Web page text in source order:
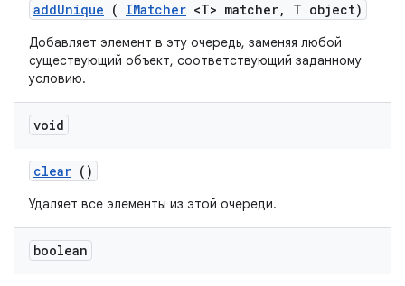
addUnique ( IMatcher <T> matcher, T object)
Добавляет элемент в эту очередь, заменяя любой
существующий объект, соответствующий заданному
условию.
void
clear ()
Удаляет все элементы из этой очереди.
boolean